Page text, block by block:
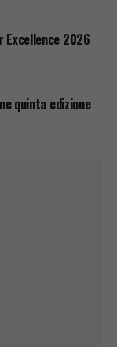
Excellence 2026
quinta edizione